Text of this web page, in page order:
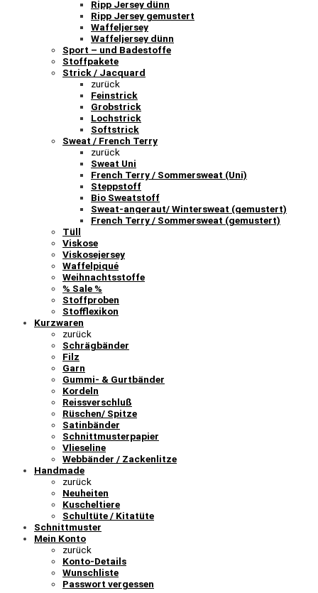
Ripp Jersey dünn
Ripp Jersey gemustert
Waffeljersey
Waffeljersey dünn
Sport – und Badestoffe
Stoffpakete
Strick / Jacquard
zurück
Feinstrick
Grobstrick
Lochstrick
Softstrick
Sweat / French Terry
zurück
Sweat Uni
French Terry / Sommersweat (Uni)
Steppstoff
Bio Sweatstoff
Sweat-angeraut/ Wintersweat (gemustert)
French Terry / Sommersweat (gemustert)
Tüll
Viskose
Viskosejersey
Waffelpiqué
Weihnachtsstoffe
% Sale %
Stoffproben
Stofflexikon
Kurzwaren
zurück
Schrägbänder
Filz
Garn
Gummi- & Gurtbänder
Kordeln
Reissverschluß
Rüschen/ Spitze
Satinbänder
Schnittmusterpapier
Vlieseline
Webbänder / Zackenlitze
Handmade
zurück
Neuheiten
Kuscheltiere
Schultüte / Kitatüte
Schnittmuster
Mein Konto
zurück
Konto-Details
Wunschliste
Passwort vergessen